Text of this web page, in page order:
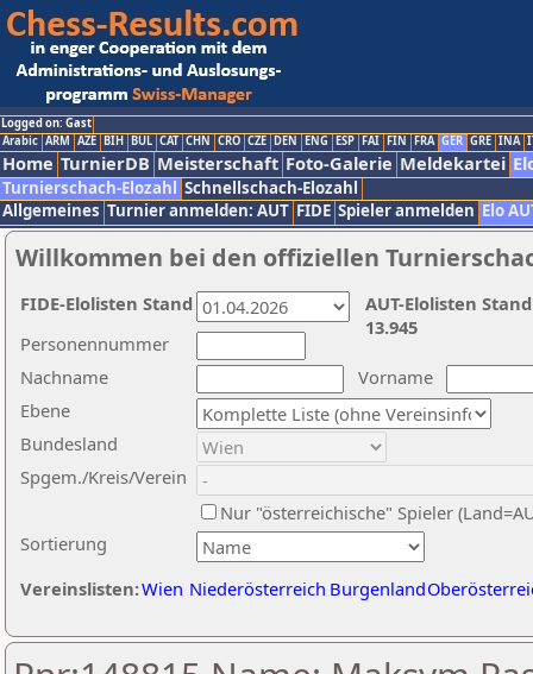
Logged on: Gast
Arabic ARM AZE BIH BUL CAT CHN CRO CZE DEN ENG ESP FAI FIN FRA GER GRE INA
Home TurnierDB Meisterschaft Foto-Galerie Meldekartei
Turnierschach-Elozahl Schnellschach-Elozahl
Allgemeines Turnier anmelden: AUT FIDE Spieler anmelden Elo
Willkommen bei den offiziellen
Nachname
Vorname
Ebene
Sortierung
Personennummer
Bundesland
Spgem./Kreis/Verein
Nur "österreichische" Spieler
Vereinslisten:Wien Niederösterreich Burgenland
AUT-Elolisten
13.945
FIDE-Elolisten Stand